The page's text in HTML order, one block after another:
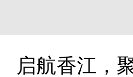
启航香江，